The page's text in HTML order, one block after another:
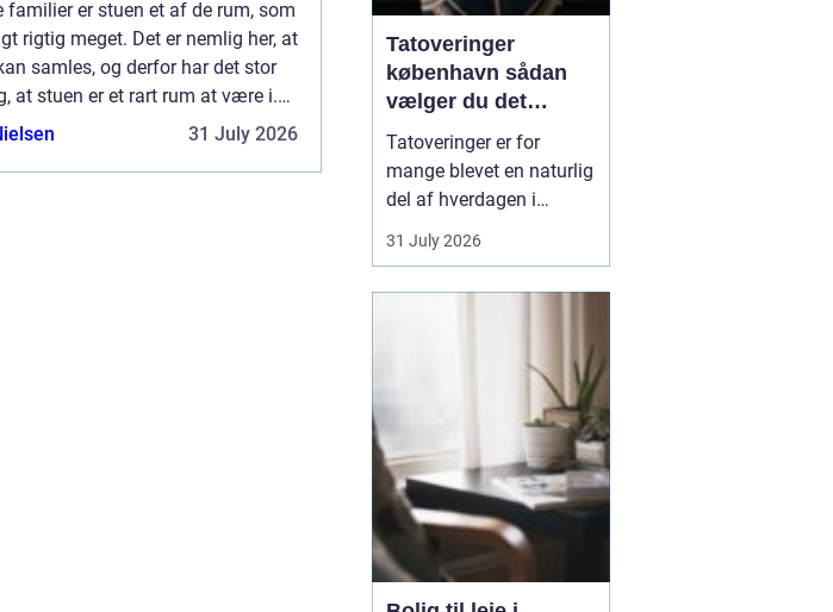
familier er stuen et af de rum, som
rigtig meget. Det er nemlig her, at
samles, og derfor har det stor
at stuen er et rart rum at være i.
rette hjælp fra dit malerfirma i
31 July 2026
Tatoveringer
københavn sådan
vælger du det
rigtige studie
Tatoveringer er for
mange blevet en naturlig
del af hverdagen i
København. Byen er fyldt
med dygtige artister,
spænder vidt. Når man
31 July 2026